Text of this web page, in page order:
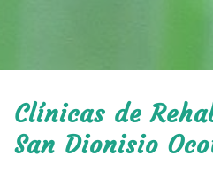
Clínicas de
San Dionisio